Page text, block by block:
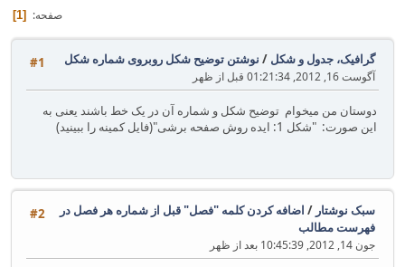
صفحه 1
#1 گرافیک، جدول و شکل / نوشتن توضیح شکل روبروی شماره شکل
آگوست 16, 2012, 01:21:34 قبل از ظهر
دوستان من میخوام توضیح شکل و شماره آن در یک خط باشند یعنی به
این صورت: "شکل 1: ایده روش صفحه برشی"(فایل کمینه را ببینید)
#2 سبک نوشتار / اضافه کردن کلمه "فصل" قبل از شماره هر فصل در
فهرست مطالب
جون 14, 2012, 10:45:39 بعد از ظهر